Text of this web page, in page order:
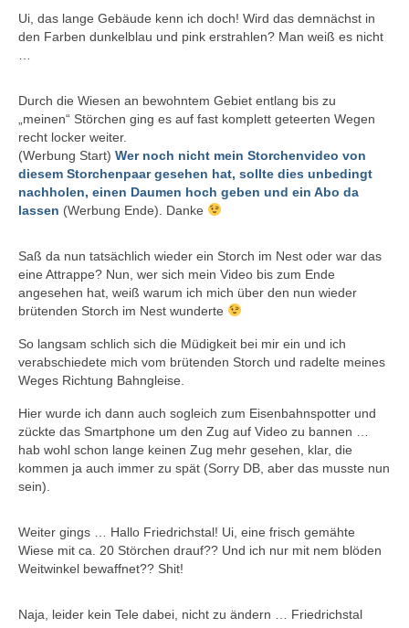
Ui, das lange Gebäude kenn ich doch! Wird das demnächst in
den Farben dunkelblau und pink erstrahlen? Man weiß es nicht
Durch die Wiesen an bewohntem Gebiet entlang bis zu
„meinen“ Störchen ging es auf fast komplett geteerten Wegen
recht locker weiter.
(Werbung Start) Wer noch nicht mein Storchenvideo von
diesem Storchenpaar gesehen hat, sollte dies unbedingt
nachholen, einen Daumen hoch geben und ein Abo da
lassen (Werbung Ende). Danke
Saß da nun tatsächlich wieder ein Storch im Nest oder war das
eine Attrappe? Nun, wer sich mein Video bis zum Ende
angesehen hat, weiß warum ich mich über den nun wieder
brütenden Storch im Nest wunderte
So langsam schlich sich die Müdigkeit bei mir ein und ich
verabschiedete mich vom brütenden Storch und radelte meines
Weges Richtung Bahngleise.
Hier wurde ich dann auch sogleich zum Eisenbahnspotter und
zückte das Smartphone um den Zug auf Video zu bannen …
hab wohl schon lange keinen Zug mehr gesehen, klar, die
kommen ja auch immer zu spät (Sorry DB, aber das musste nun
sein).
Weiter gings … Hallo Friedrichstal! Ui, eine frisch gemähte
Wiese mit ca. 20 Störchen drauf?? Und ich nur mit nem blöden
Weitwinkel bewaffnet?? Shit!
Naja, leider kein Tele dabei, nicht zu ändern … Friedrichstal